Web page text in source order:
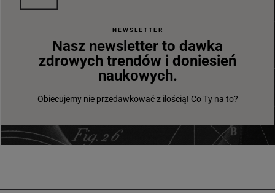
NEWSLETTER
Nasz newsletter to dawka
zdrowych trendów i doniesień
naukowych.
Obiecujemy nie przedawkować z ilością! Co Ty na to?